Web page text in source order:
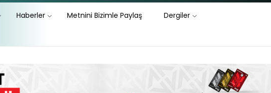
Haberler Metnini Bizimle Paylaş Dergiler